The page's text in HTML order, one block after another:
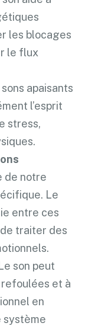
les blocages
le flux
sons apaisants
l’esprit
stress,
de notre
Le
entre ces
traiter des
son peut
et à
en
système